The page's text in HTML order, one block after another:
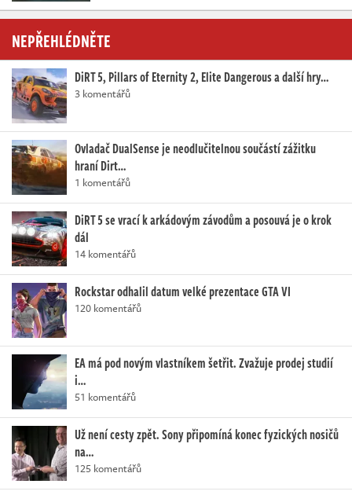
NEPŘEHLÉDNĚTE
DiRT 5, Pillars of Eternity 2, Elite Dangerous a další hry…
3 komentářů
Ovladač DualSense je neodlučitelnou součástí zážitku
hraní Dirt…
1 komentářů
DiRT 5 se vrací k arkádovým závodům a posouvá je o krok
dál
14 komentářů
Rockstar odhalil datum velké prezentace GTA VI
120 komentářů
EA má pod novým vlastníkem šetřit. Zvažuje prodej studií
i…
51 komentářů
Už není cesty zpět. Sony připomíná konec fyzických nosičů
na…
125 komentářů